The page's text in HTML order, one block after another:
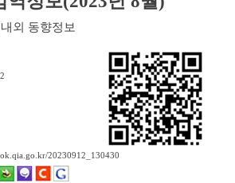
외 동향정보
20230912_130430